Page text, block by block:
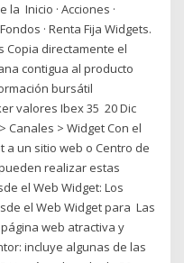
Inicio · Acciones ·
· Renta Fija Widgets.
Copia directamente el
contigua al producto
bursátil
valores Ibex 35 20 Dic
Canales > Widget Con el
a un sitio web o Centro de
realizar estas
el Web Widget: Los
el Web Widget para Las
web atractiva y
incluye algunas de las